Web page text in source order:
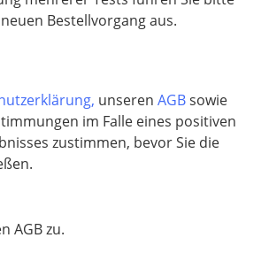
Bestellvorgang aus.
unseren AGBsowie
im Falle eines positiven
zustimmen, bevor Sie die
AGB zu.